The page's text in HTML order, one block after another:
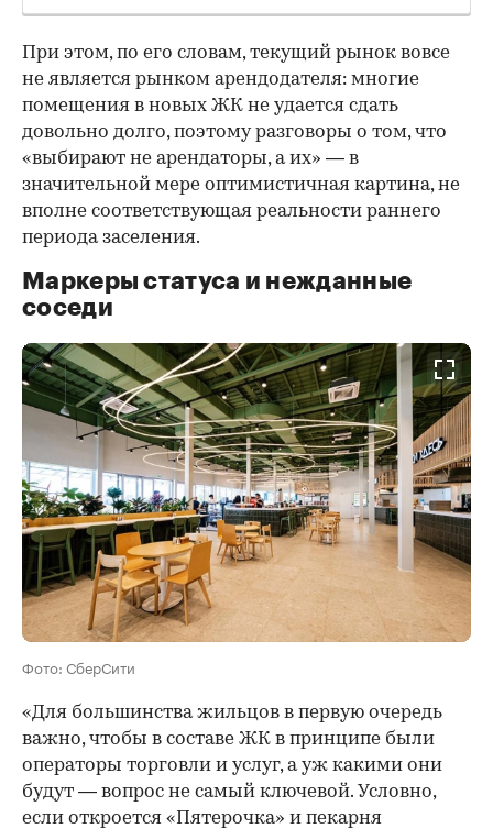
При этом, по его словам, текущий рынок вовсе
не является рынком арендодателя: многие
помещения в новых ЖК не удается сдать
довольно долго, поэтому разговоры о том, что
«выбирают не арендаторы, а их» — в
значительной мере оптимистичная картина, не
вполне соответствующая реальности раннего
периода заселения.
Маркеры статуса и нежданные
соседи
Фото: СберСити
«Для большинства жильцов в первую очередь
важно, чтобы в составе ЖК в принципе были
операторы торговли и услуг, а уж какими они
будут — вопрос не самый ключевой. Условно,
если откроется «Пятерочка» и пекарня